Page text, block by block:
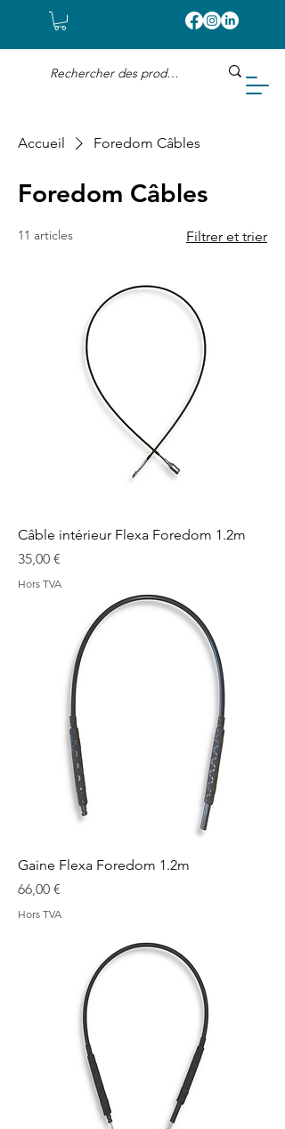
Accueil Foredom Câbles
Foredom Câbles
11 articles Filtrer et trier
Câble intérieur Flexa Foredom 1.2m
Prix
35,00 €
Hors TVA
Gaine Flexa Foredom 1.2m
Prix
66,00 €
Hors TVA